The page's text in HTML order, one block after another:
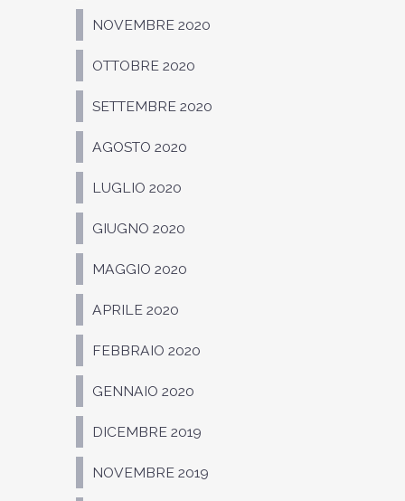
NOVEMBRE 2020
OTTOBRE 2020
SETTEMBRE 2020
AGOSTO 2020
LUGLIO 2020
GIUGNO 2020
MAGGIO 2020
APRILE 2020
FEBBRAIO 2020
GENNAIO 2020
DICEMBRE 2019
NOVEMBRE 2019